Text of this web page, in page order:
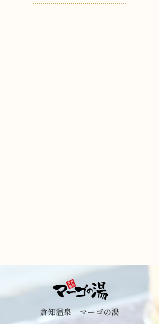
倉知温泉 マーゴの湯